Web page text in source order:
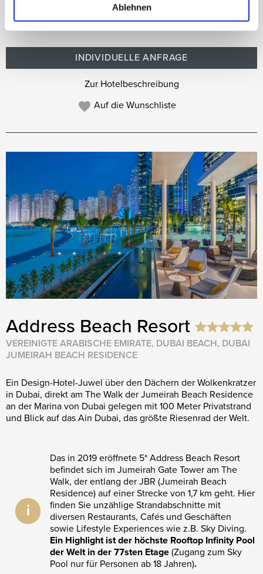
Ablehnen
zahlreiche Restaurants verschiedenster Küchen.
INDIVIDUELLE ANFRAGE
Zur Hotelbeschreibung
Auf die Wunschliste
Address Beach Resort
VEREINIGTE ARABISCHE EMIRATE, DUBAI BEACH, DUBAI
JUMEIRAH BEACH RESIDENCE
Ein Design-Hotel-Juwel über den Dächern der Wolkenkratzer
in Dubai, direkt am The Walk der Jumeirah Beach Residence
an der Marina von Dubai gelegen mit 100 Meter Privatstrand
und Blick auf das Ain Dubai, das größte Riesenrad der Welt.
i
Das in 2019 eröffnete 5* Address Beach Resort
befindet sich im Jumeirah Gate Tower am The
Walk, der entlang der JBR (Jumeirah Beach
Residence) auf einer Strecke von 1,7 km geht. Hier
finden Sie unzählige Strandabschnitte mit
diversen Restaurants, Cafés und Geschäften
sowie Lifestyle Experiences wie z.B. Sky Diving.
Ein Highlight ist der höchste Rooftop Infinity Pool
der Welt in der 77sten Etage (Zugang zum Sky
Pool nur für Personen ab 18 Jahren).